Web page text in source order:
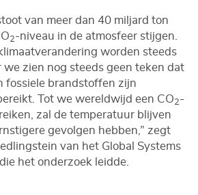
van meer dan 40 miljard ton
2-niveau in de atmosfeer stijgen.
worden steeds
we zien nog steeds geen teken dat
fossiele brandstoffen zijn
Tot we wereldwijd een CO2-
zal de temperatuur blijven
gevolgen hebben,” zegt
van het Global Systems
het onderzoek leidde.